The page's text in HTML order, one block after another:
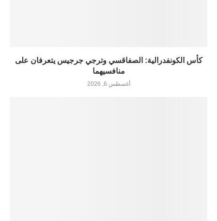
كأس الكونفدرالية: الصفاقسي وترجي جرجيس يتعرفان على
منافسيهما
أغسطس 6, 2026